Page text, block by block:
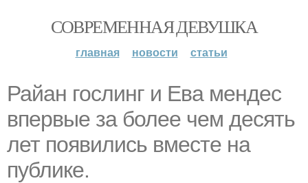
СОВРЕМЕННАЯ ДЕВУШКА
главная новости статьи
Райан гослинг и Ева мендес
впервые за более чем десять
лет появились вместе на
публике.